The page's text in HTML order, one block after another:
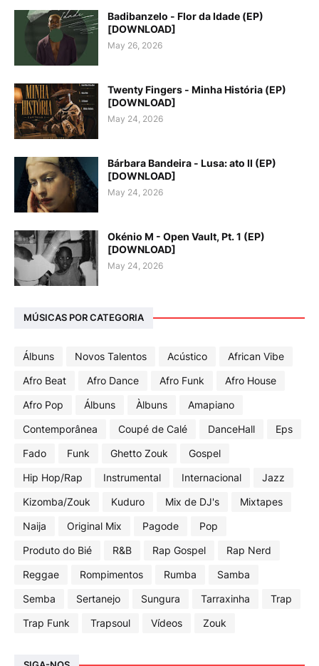
Badibanzelo - Flor da Idade (EP)
[DOWNLOAD]
May 26, 2026
Twenty Fingers - Minha História (EP)
[DOWNLOAD]
May 24, 2026
Bárbara Bandeira - Lusa: ato II (EP)
[DOWNLOAD]
May 24, 2026
Okénio M - Open Vault, Pt. 1 (EP)
[DOWNLOAD]
May 24, 2026
MÚSICAS POR CATEGORIA
Álbuns Novos Talentos Acústico
African Vibe
Afro Beat
Afro Dance Afro Funk
Afro House
Afro Pop
Álbuns Àlbuns
Amapiano
Contemporânea
Coupé de Calé DanceHall
Eps
Fado
Funk Ghetto Zouk
Gospel
Hip Hop/Rap
Instrumental Internacional
Jazz
Kizomba/Zouk
Kuduro Mix de DJ's
Mixtapes
Naija
Original Mix Pagode
Pop
Produto do Bié
R&B Rap Gospel
Rap Nerd
Reggae
Rompimentos Rumba
Samba
Semba
Sertanejo Sungura Tarraxinha
Trap
Trap Funk
Trapsoul Vídeos Zouk